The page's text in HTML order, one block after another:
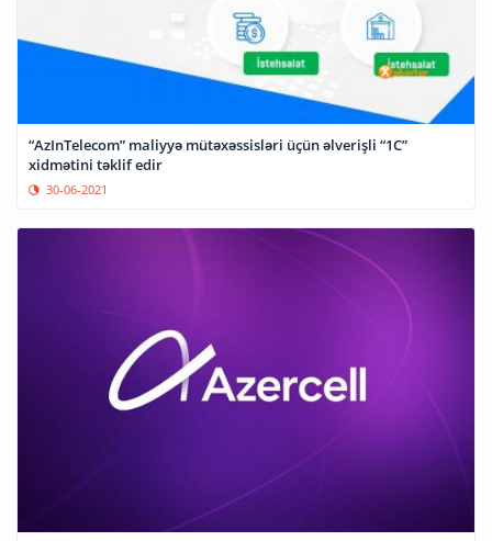
“AzInTelecom” maliyyə mütəxəssisləri üçün əlverişli “1C”
xidmətini təklif edir
30-06-2021